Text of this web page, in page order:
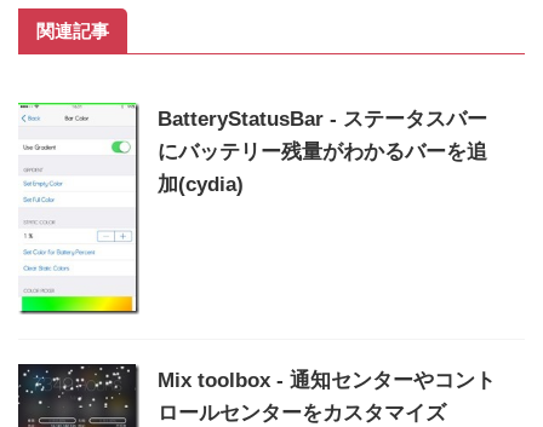
関連記事
BatteryStatusBar - ステータスバー
にバッテリー残量がわかるバーを追
加(cydia)
Mix toolbox - 通知センターやコント
ロールセンターをカスタマイズ